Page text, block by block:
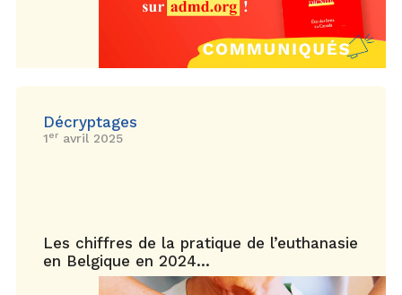
Décryptages
1er avril 2025
Les chiffres de la pratique de l’euthanasie
en Belgique en 2024…